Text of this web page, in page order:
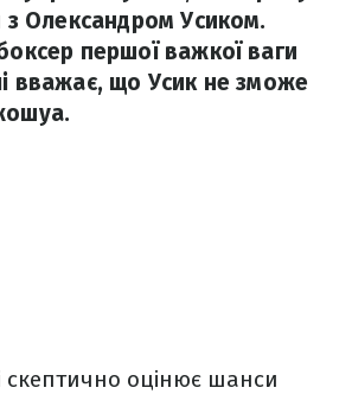
з Олександром Усиком.
першої важкої ваги
вважає, що Усик не зможе
скептично оцінює шанси